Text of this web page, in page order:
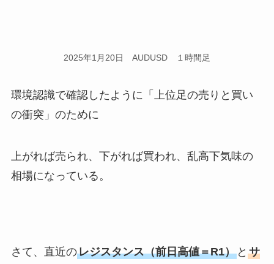
2025年1月20日 AUDUSD １時間足
環境認識で確認したように「上位足の売りと買い
の衝突」のために
上がれば売られ、下がれば買われ、乱高下気味の
相場になっている。
さて、直近のレジスタンス（前日高値＝R1）と サ